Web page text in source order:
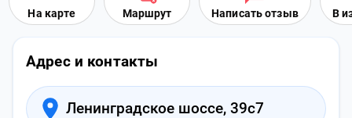
На карте Маршрут Написать отзыв В
Адрес и контакты
Ленинградское шоссе, 39с7